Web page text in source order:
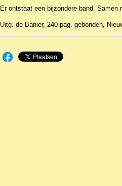
Er ontstaat een bijzondere band.
Uitg. de Banier, 240 pag. gebonden,